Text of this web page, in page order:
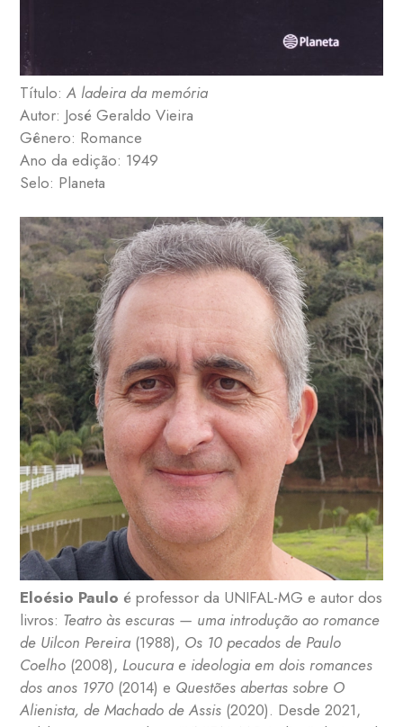
Título:A ladeira da memória
Autor: José Geraldo Vieira
Gênero: Romance
Ano da edição: 1949
Selo: Planeta
Eloésio Paulo é professor da UNIFAL-MG e autor dos
livros: Teatro às escuras — uma introdução ao romance
de Uilcon Pereira (1988), Os 10 pecados de Paulo
Coelho (2008), Loucura e ideologia em dois romances
dos anos 1970 (2014) e Questões abertas sobre O
Alienista, de Machado de Assis (2020). Desde 2021,